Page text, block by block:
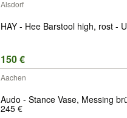
Alsdorf
HAY - Hee Barstool high, rost -
150 €
Aachen
Audo - Stance Vase, Messing
245 €